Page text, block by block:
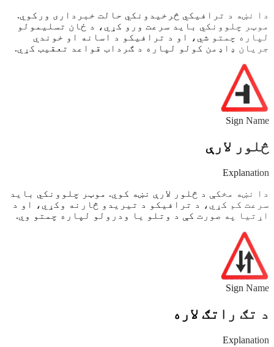
دا نښه د ترافیکي څرخيدونکي حالت خبرداری ورکوي.
موټر چلوونکي باید سرعت ورو کړي، د ځان تسلیمولو
لپاره چمتو شي، او د ترافیکو د اسانه او خوندي
جریان ډاډمن کولو لپاره د ګرداب قواعد تعقیب کړي.
Sign Name
څلور لارې
Explanation
دا نښه مخکې د څلور لارې نښه کوي. موټر چلوونکي باید
سرعت کم کړي، د ترافیکو د تیریدو څارنه وکړي، او د
اړتیا په صورت کې د وتلو یا ودرولو لپاره چمتو وي.
Sign Name
د تګ راتګ لاره
Explanation